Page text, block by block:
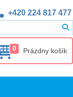
+420 224 817 477
0 Prázdny košík